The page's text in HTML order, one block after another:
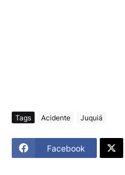
Tags Acidente Juquiá
Facebook